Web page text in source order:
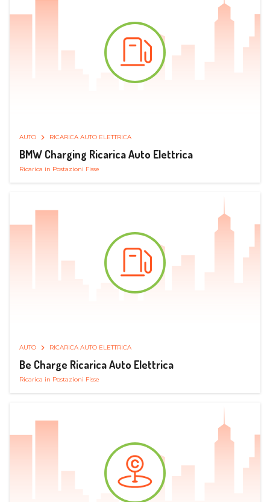
AUTO RICARICA AUTO ELETTRICA
BMW Charging Ricarica Auto Elettrica
Ricarica in Postazioni Fisse
AUTO RICARICA AUTO ELETTRICA
Be Charge Ricarica Auto Elettrica
Ricarica in Postazioni Fisse